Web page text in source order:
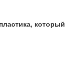
который